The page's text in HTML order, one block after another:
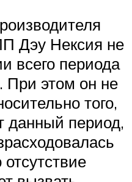
Дэу Нексия не
всего периода
При этом он не
того,
данный период,